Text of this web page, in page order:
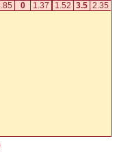
0 1.37 1.52 3.5 2.35